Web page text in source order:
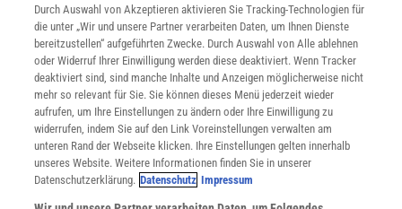
INFO
Mediadaten
Datenschutz
Nutzungsbedingungen
Cookie-Einstellungen
Utiq verwalten
Nutzungsbasierte Onlinewerbung
Alle Artikel
Impressum
Durch Auswahl von Akzeptieren aktivieren Sie Tracking-Technologien für
die unter „Wir und unsere Partner verarbeiten Daten, um Ihnen Dienste
bereitzustellen“ aufgeführten Zwecke. Durch Auswahl von Alle ablehnen
oder Widerruf Ihrer Einwilligung werden diese deaktiviert. Wenn Tracker
deaktiviert sind, sind manche Inhalte und Anzeigen möglicherweise nicht
mehr so relevant für Sie. Sie können dieses Menü jederzeit wieder
aufrufen, um Ihre Einstellungen zu ändern oder Ihre Einwilligung zu
widerrufen, indem Sie auf den Link Voreinstellungen verwalten am
unteren Rand der Webseite klicken. Ihre Einstellungen gelten innerhalb
unseres Website. Weitere Informationen finden Sie in unserer
Datenschutzerklärung. Datenschutz Impressum